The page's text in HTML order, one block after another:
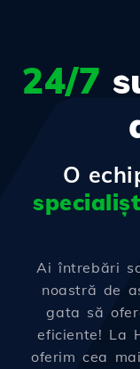
24/7
O
Ai întrebări
noastră de
gata să
eficiente! La
oferim cea